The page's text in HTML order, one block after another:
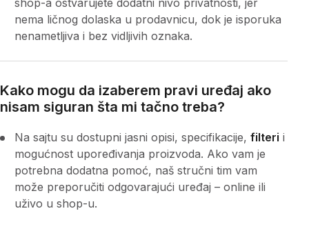
nema ličnog dolaska u prodavnicu, dok je isporuka
nenametljiva i bez vidljivih oznaka.
Kako mogu da izaberem pravi uređaj ako
nisam siguran šta mi tačno treba?
Na sajtu su dostupni jasni opisi, specifikacije, filteri i
mogućnost upoređivanja proizvoda. Ako vam je
potrebna dodatna pomoć, naš stručni tim vam
može preporučiti odgovarajući uređaj – online ili
uživo u shop-u.